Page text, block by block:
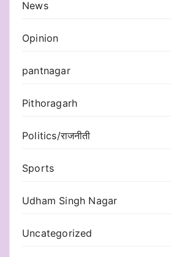
News
Opinion
pantnagar
Pithoragarh
Politics/राजनीती
Sports
Udham Singh Nagar
Uncategorized